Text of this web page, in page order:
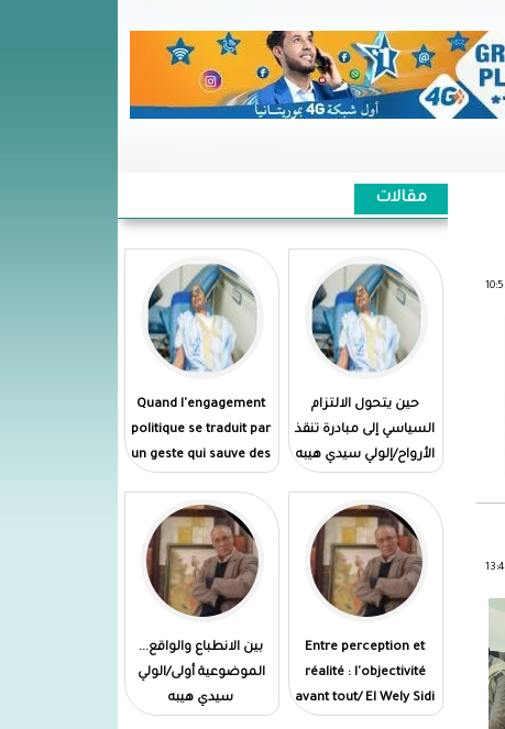
مقالات
حين يتحول الالتزام
السياسي إلى مبادرة تنقذ
الأرواح/إلولي سيدي هيبه
Quand l'engagement
politique se traduit par
un geste qui sauve des
Entre perception et
réalité : l'objectivité
avant tout/ El Wely Sidi
بين الانطباع والواقع...
الموضوعية أولى/الولي
سيدي هيبه